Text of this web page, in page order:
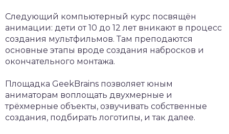
Следующий компьютерный курс посвящён
анимации: дети от 10 до 12 лет вникают в процесс
создания мультфильмов. Там преподаются
основные этапы вроде создания набросков и
окончательного монтажа.
Площадка GeekBrains позволяет юным
аниматорам воплощать двухмерные и
трёхмерные объекты, озвучивать собственные
создания, подбирать логотипы, и так далее.